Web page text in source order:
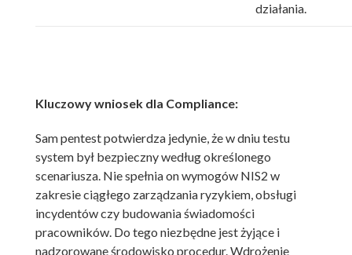
działania.
Kluczowy wniosek dla Compliance:
Sam pentest potwierdza jedynie, że w dniu testu
system był bezpieczny według określonego
scenariusza. Nie spełnia on wymogów NIS2 w
zakresie ciągłego zarządzania ryzykiem, obsługi
incydentów czy budowania świadomości
pracowników. Do tego niezbędne jest żyjące i
nadzorowane środowisko procedur. Wdrożenie